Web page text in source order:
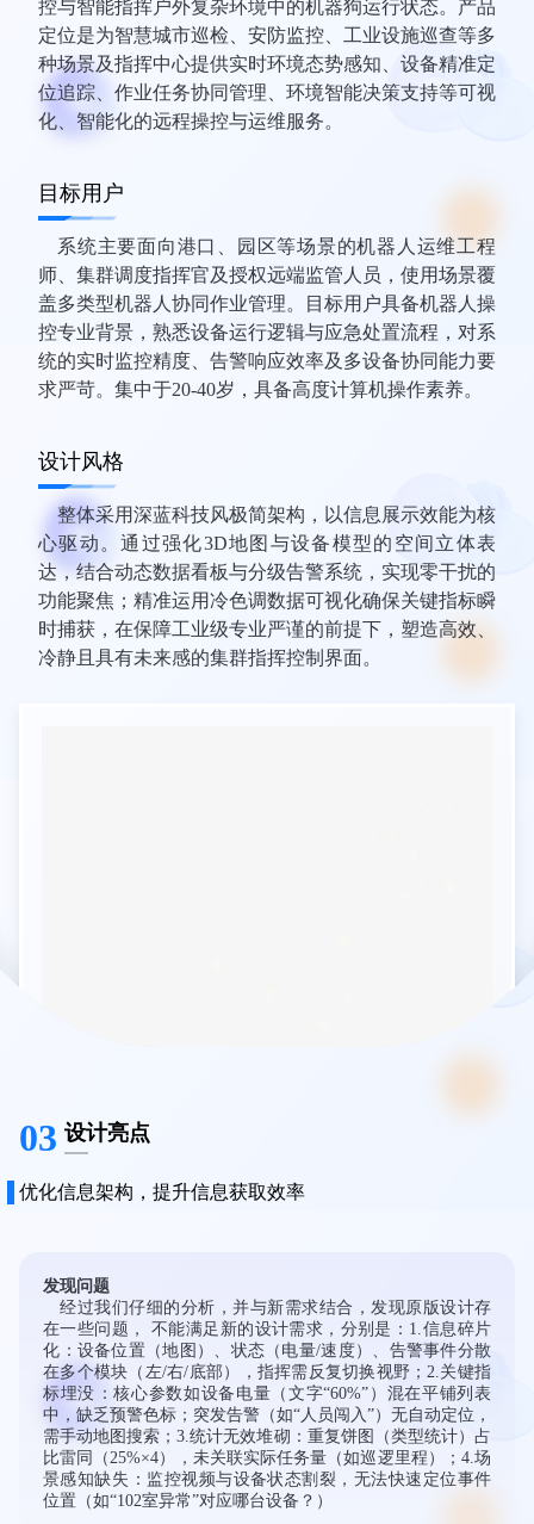
控与智能指挥户外复杂环境中的机器狗运行状态。产品
定位是为智慧城市巡检、安防监控、工业设施巡查等多
种场景及指挥中心提供​​实时环境态势感知、设备精准定
位追踪、作业任务协同管理、环境智能决策支持​​等可视
化、智能化的远程操控与运维服务。
目标用户
系统主要面向港口、园区等场景的机器人运维工程
师、集群调度指挥官及授权远端监管人员，使用场景覆
盖多类型机器人协同作业管理。目标用户具备机器人操
控专业背景，熟悉设备运行逻辑与应急处置流程，对系
统的实时监控精度、告警响应效率及多设备协同能力要
求严苛。集中于20-40岁，具备高度计算机操作素养。​
设计风格
整体采用深蓝科技风极简架构，以信息展示效能为核
心驱动。通过强化3D地图与设备模型的空间立体表
达，结合动态数据看板与分级告警系统，实现零干扰的
功能聚焦；精准运用冷色调数据可视化确保关键指标瞬
时捕获，在保障工业级专业严谨的前提下，塑造高效、
冷静且具有未来感的集群指挥控制界面。​​
03 设计亮点
优化信息架构，提升信息获取效率
发现问题
经过我们仔细的分析，并与新需求结合，发现原版设计存
在一些问题， 不能满足新的设计需求，分别是：1.​信息碎片
化​：设备位置（地图）、状态（电量/速度）、告警事件分散
在多个模块（左/右/底部），指挥需反复切换视野；2.​关键指
标埋没​：核心参数如设备电量（文字“60%”）混在平铺列表
中，缺乏预警色标；突发告警（如“人员闯入”）无自动定位，
需手动地图搜索；3.​统计无效堆砌​：重复饼图（类型统计）占
比雷同（25%×4），未关联实际任务量（如巡逻里程）；4.场
景感知缺失​：监控视频与设备状态割裂，无法快速定位事件
位置（如“102室异常”对应哪台设备？）